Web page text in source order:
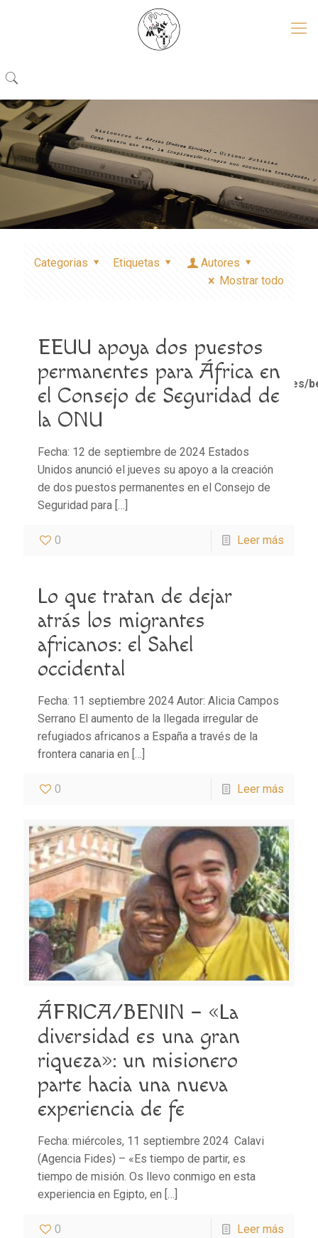
Categorias Etiquetas
Autores
Mostrar todo
Notice: Trying to access array offset on value of type
bool in
/home/misioner/public_html/padresblancos/
functions.phpon line 1611
EEUU apoya dos puestos
permanentes para África en
el Consejo de Seguridad de
la ONU
Fecha: 12 de septiembre de 2024 Estados
Unidos anunció el jueves su apoyo a la creación
de dos puestos permanentes en el Consejo de
Seguridad para […]
0 Leer más
Lo que tratan de dejar
atrás los migrantes
africanos: el Sahel
occidental
Fecha: 11 septiembre 2024 Autor: Alicia Campos
Serrano El aumento de la llegada irregular de
refugiados africanos a España a través de la
frontera canaria en […]
0 Leer más
ÁFRICA/BENIN – «La
diversidad es una gran
riqueza»: un misionero
parte hacia una nueva
experiencia de fe
Fecha: miércoles, 11 septiembre 2024 Calavi
(Agencia Fides) – «Es tiempo de partir, es
tiempo de misión. Os llevo conmigo en esta
experiencia en Egipto, en […]
0 Leer más